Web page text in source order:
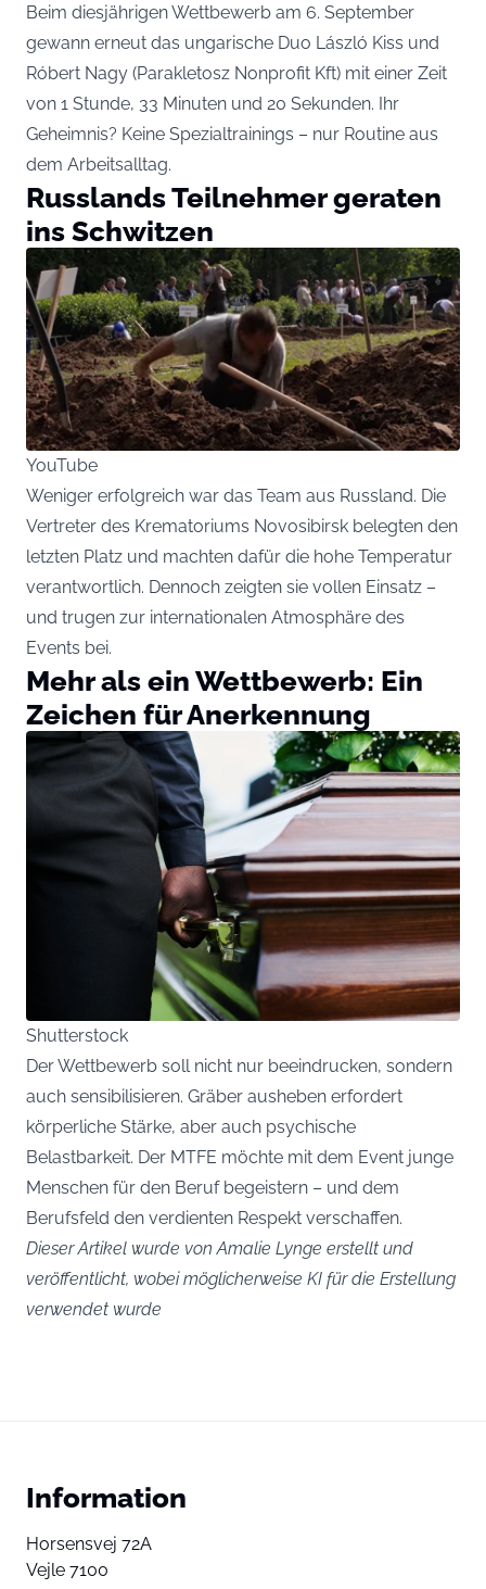
Beim diesjährigen Wettbewerb am 6. September
gewann erneut das ungarische Duo László Kiss und
Róbert Nagy (Parakletosz Nonprofit Kft) mit einer Zeit
von 1 Stunde, 33 Minuten und 20 Sekunden. Ihr
Geheimnis? Keine Spezialtrainings – nur Routine aus
dem Arbeitsalltag.
Russlands Teilnehmer geraten
ins Schwitzen
YouTube
Weniger erfolgreich war das Team aus Russland. Die
Vertreter des Krematoriums Novosibirsk belegten den
letzten Platz und machten dafür die hohe Temperatur
verantwortlich. Dennoch zeigten sie vollen Einsatz –
und trugen zur internationalen Atmosphäre des
Events bei.
Mehr als ein Wettbewerb: Ein
Zeichen für Anerkennung
Shutterstock
Der Wettbewerb soll nicht nur beeindrucken, sondern
auch sensibilisieren. Gräber ausheben erfordert
körperliche Stärke, aber auch psychische
Belastbarkeit. Der MTFE möchte mit dem Event junge
Menschen für den Beruf begeistern – und dem
Berufsfeld den verdienten Respekt verschaffen.
Dieser Artikel wurde von Amalie Lynge erstellt und
veröffentlicht, wobei möglicherweise KI für die Erstellung
verwendet wurde
Information
Horsensvej 72A
Vejle 7100